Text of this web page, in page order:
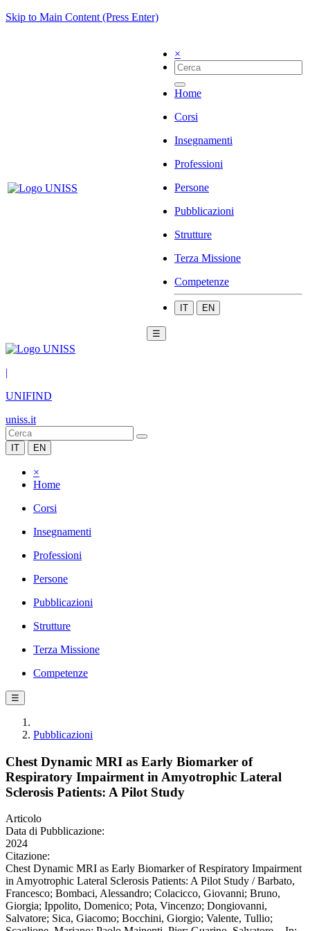
Skip to Main Content (Press Enter)
×
Home
Corsi
Insegnamenti
Professioni
Persone
Pubblicazioni
Strutture
Terza Missione
Competenze
IT EN
☰
|
UNIFIND
uniss.it
IT EN
×
Home
Corsi
Insegnamenti
Professioni
Persone
Pubblicazioni
Strutture
Terza Missione
Competenze
☰
Pubblicazioni
Chest Dynamic MRI as Early Biomarker of
Respiratory Impairment in Amyotrophic Lateral
Sclerosis Patients: A Pilot Study
Articolo
Data di Pubblicazione:
2024
Citazione:
Chest Dynamic MRI as Early Biomarker of Respiratory Impairment
in Amyotrophic Lateral Sclerosis Patients: A Pilot Study / Barbato,
Francesco; Bombaci, Alessandro; Colacicco, Giovanni; Bruno,
Giorgia; Ippolito, Domenico; Pota, Vincenzo; Dongiovanni,
Salvatore; Sica, Giacomo; Bocchini, Giorgio; Valente, Tullio;